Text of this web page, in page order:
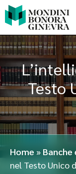
Testo
Home » Banche
nel Testo Unico